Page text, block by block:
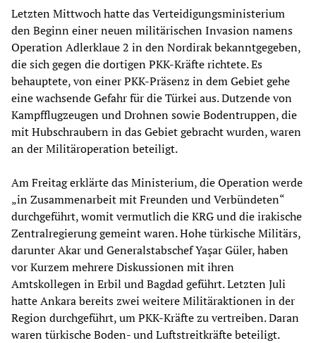
Letzten Mittwoch hatte das Verteidigungsministerium
den Beginn einer neuen militärischen Invasion namens
Operation Adlerklaue 2 in den Nordirak bekanntgegeben,
die sich gegen die dortigen PKK-Kräfte richtete. Es
behauptete, von einer PKK-Präsenz in dem Gebiet gehe
eine wachsende Gefahr für die Türkei aus. Dutzende von
Kampfflugzeugen und Drohnen sowie Bodentruppen, die
mit Hubschraubern in das Gebiet gebracht wurden, waren
an der Militäroperation beteiligt.
Am Freitag erklärte das Ministerium, die Operation werde
„in Zusammenarbeit mit Freunden und Verbündeten“
durchgeführt, womit vermutlich die KRG und die irakische
Zentralregierung gemeint waren. Hohe türkische Militärs,
darunter Akar und Generalstabschef Yaşar Güler, haben
vor Kurzem mehrere Diskussionen mit ihren
Amtskollegen in Erbil und Bagdad geführt. Letzten Juli
hatte Ankara bereits zwei weitere Militäraktionen in der
Region durchgeführt, um PKK-Kräfte zu vertreiben. Daran
waren türkische Boden- und Luftstreitkräfte beteiligt.